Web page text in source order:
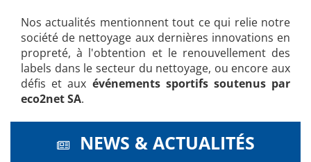
Nos actualités mentionnent tout ce qui relie notre
société de nettoyage aux dernières innovations en
propreté, à l'obtention et le renouvellement des
labels dans le secteur du nettoyage, ou encore aux
défis et aux événements sportifs soutenus par
eco2net SA.
NEWS & ACTUALITÉS